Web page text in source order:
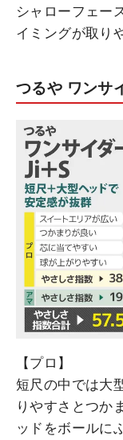
シャローフェー
イミングが取り
つるや ワンサ
【プロ】
短尺の中では大
りやすさとつか
ッドをボールに